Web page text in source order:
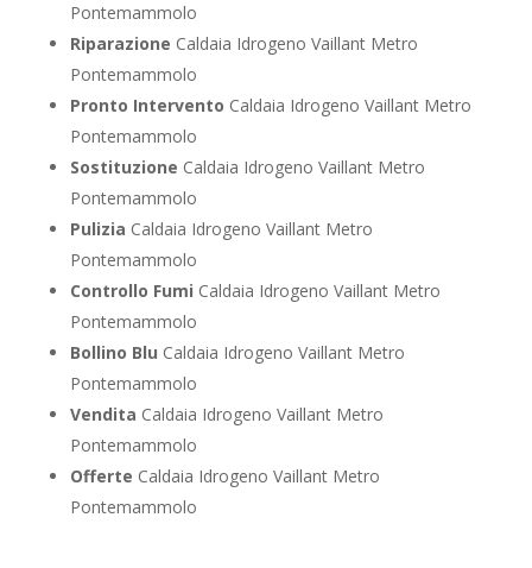
Pontemammolo
Riparazione Caldaia Idrogeno Vaillant Metro
Pontemammolo
Pronto Intervento Caldaia Idrogeno Vaillant Metro
Pontemammolo
Sostituzione Caldaia Idrogeno Vaillant Metro
Pontemammolo
Pulizia Caldaia Idrogeno Vaillant Metro
Pontemammolo
Controllo Fumi Caldaia Idrogeno Vaillant Metro
Pontemammolo
Bollino Blu Caldaia Idrogeno Vaillant Metro
Pontemammolo
Vendita Caldaia Idrogeno Vaillant Metro
Pontemammolo
Offerte Caldaia Idrogeno Vaillant Metro
Pontemammolo